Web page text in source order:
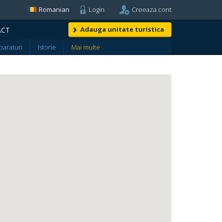
Login Creeaza cont
Romanian
Adauga unitate turistica
Istorie Mai multe